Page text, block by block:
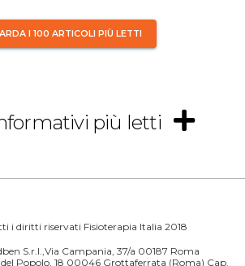
I 100 ARTICOLI PIÙ LETTI
più letti
i diritti riservati Fisioterapia Italia 2018
S.r.l.,Via Campania, 37/a 00187 Roma
del Popolo, 18 00046 Grottaferrata (Roma) Cap.